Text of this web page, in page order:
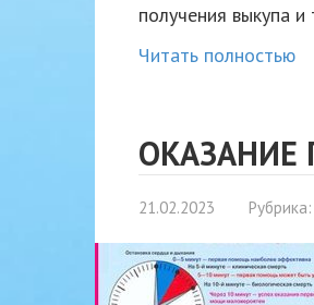
получения выкупа
Читать полностью
21.02.2023 Рубрика: